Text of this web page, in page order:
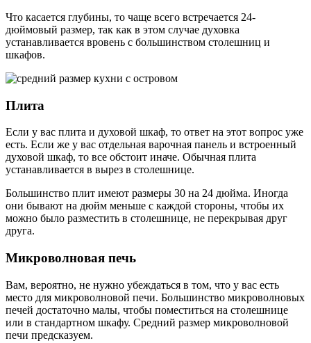
Что касается глубины, то чаще всего встречается 24-
дюймовый размер, так как в этом случае духовка
устанавливается вровень с большинством столешниц и
шкафов.
Плита
Если у вас плита и духовой шкаф, то ответ на этот вопрос уже
есть. Если же у вас отдельная варочная панель и встроенный
духовой шкаф, то все обстоит иначе. Обычная плита
устанавливается в вырез в столешнице.
Большинство плит имеют размеры 30 на 24 дюйма. Иногда
они бывают на дюйм меньше с каждой стороны, чтобы их
можно было разместить в столешнице, не перекрывая друг
друга.
Микроволновая печь
Вам, вероятно, не нужно убеждаться в том, что у вас есть
место для микроволновой печи. Большинство микроволновых
печей достаточно малы, чтобы поместиться на столешнице
или в стандартном шкафу. Средний размер микроволновой
печи предсказуем.